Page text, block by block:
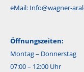
eMail: Info@wagner-
Öffnungszeiten:
Montag – Donnerstag
07:00 – 12:00 Uhr